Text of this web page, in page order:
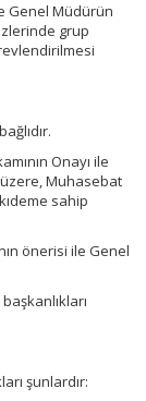
Genel Müdürün
grup
Onayı ile
üzere, Muhasebat
sahip
önerisi ile Genel
şunlardır: